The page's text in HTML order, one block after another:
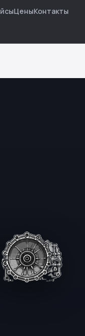
ЦеныКонтакты